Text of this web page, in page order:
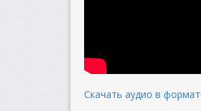
Скачать аудио в